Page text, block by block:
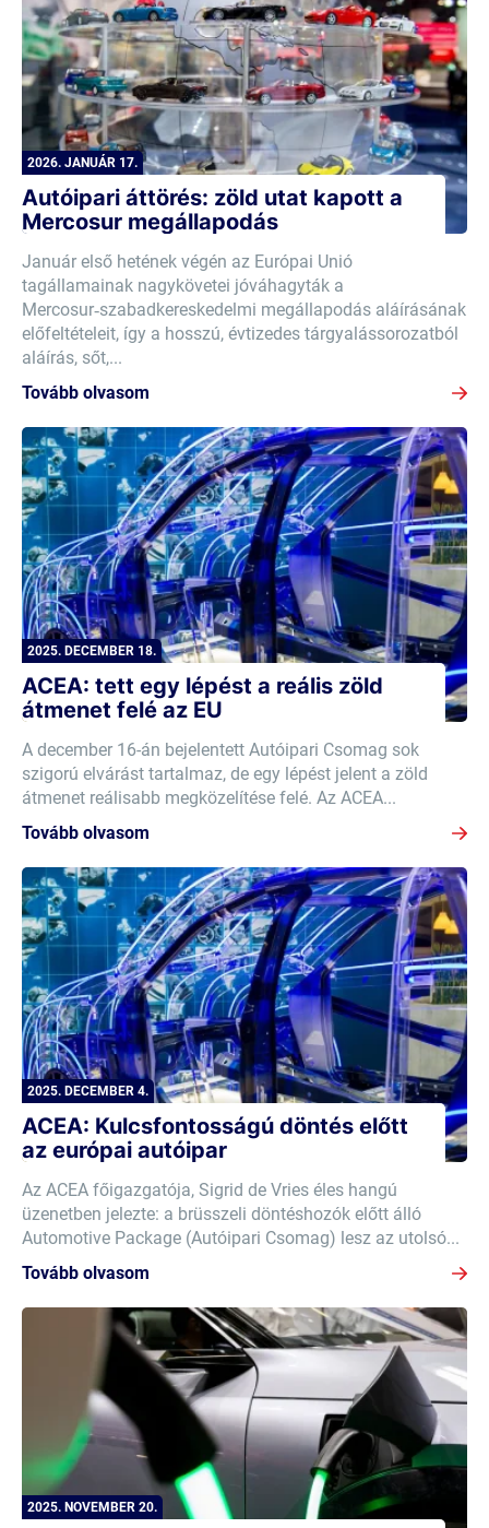
2026. JANUÁR 17.
Autóipari áttörés: zöld utat kapott a
Mercosur megállapodás
Január első hetének végén az Európai Unió
tagállamainak nagykövetei jóváhagyták a
Mercosur‑szabadkereskedelmi megállapodás aláírásának
előfeltételeit, így a hosszú, évtizedes tárgyalássorozatból
aláírás, sőt,...
Tovább olvasom
2025. DECEMBER 18.
ACEA: tett egy lépést a reális zöld
átmenet felé az EU
A december 16-án bejelentett Autóipari Csomag sok
szigorú elvárást tartalmaz, de egy lépést jelent a zöld
átmenet reálisabb megközelítése felé. Az ACEA...
Tovább olvasom
2025. DECEMBER 4.
ACEA: Kulcsfontosságú döntés előtt
az európai autóipar
Az ACEA főigazgatója, Sigrid de Vries éles hangú
üzenetben jelezte: a brüsszeli döntéshozók előtt álló
Automotive Package (Autóipari Csomag) lesz az utolsó...
Tovább olvasom
2025. NOVEMBER 20.